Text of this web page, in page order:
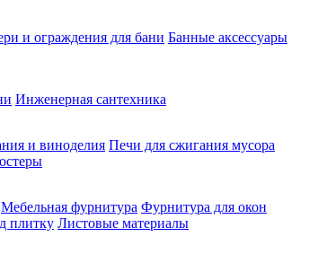
и ограждения для бани Банные аксессуары
Инженерная сантехника
и виноделия Печи для сжигания мусора
Мебельная фурнитура Фурнитура для окон
плитку Листовые материалы